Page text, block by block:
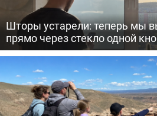
Шторы устарели: теперь мы
прямо через стекло одной